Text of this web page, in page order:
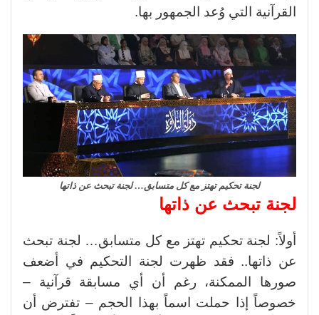
القرآنية التي وُعد الجمهور بها.
لجنة تحكيم تهتز مع كل متسابق… لجنة تبحث عن ذاتها
لجنة تبحث عن ذاتها
أولاً: لجنة تحكيم تهتز مع كل متسابق… لجنة تبحث
عن ذاتها.. فقد ظهرت لجنة التحكيم في أضعف
صورها الممكنة، رغم أن أي مسابقة قرآنية –
خصوصاً إذا حملت اسماً بهذا الحجم – تفترض أن